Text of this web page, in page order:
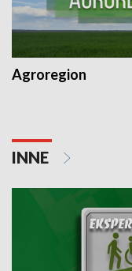
Agroregion
INNE